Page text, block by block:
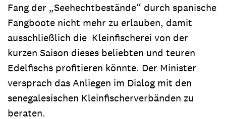
Fang der „Seehechtbestände“ durch spanische
Fangboote nicht mehr zu erlauben, damit
ausschließlich die Kleinfischerei von der
kurzen Saison dieses beliebten und teuren
Edelfischs profitieren könnte. Der Minister
versprach das Anliegen im Dialog mit den
senegalesischen Kleinfischerverbänden zu
beraten.